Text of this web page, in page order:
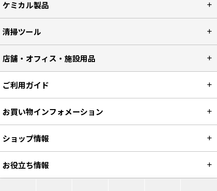
ケミカル製品
清掃ツール
店舗・オフィス・施設用品
ご利用ガイド
お買い物インフォメーション
ショップ情報
お役立ち情報